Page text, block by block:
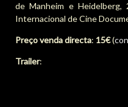
de Manheim e
Internacional de Cine
Preço venda directa: 15€(
Trailer: